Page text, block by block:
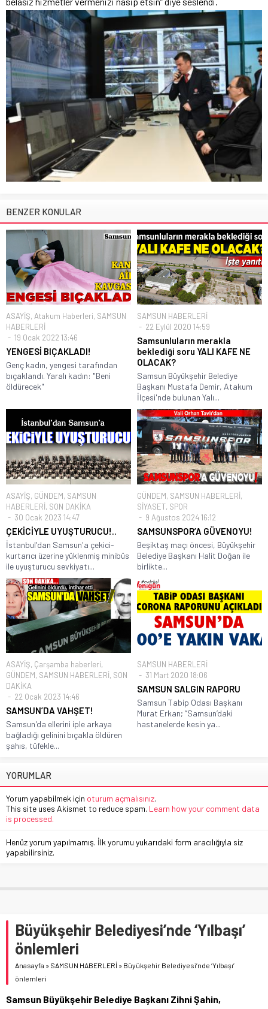
BENZER KONULAR
ASAYİŞ, Atakum Haberleri, SAMSUN
HABERLERİ
19 Ocak 2022 13:46
YENGESİ BIÇAKLADI!
Genç kadın, yengesi tarafından
bıçaklandı. Yaralı kadın: "Beni
öldürecek"
SAMSUN HABERLERİ
22 Eylül 2020 14:59
Samsunluların merakla
beklediği soru YALI KAFE NE
OLACAK?
Samsun Büyükşehir Belediye
Başkanı Mustafa Demir, Atakum
İlçesi'nde bulunan Yalı...
ASAYİŞ, GÜNDEM, SAMSUN
HABERLERİ, SON DAKİKA
30 Ocak 2023 14:47
ÇEKİCİYLE UYUŞTURUCU!..
İstanbul'dan Samsun'a çekici-
kurtarıcı üzerine yüklenmiş minibüs
ile uyuşturucu sevkiyatı...
GÜNDEM, SAMSUN HABERLERİ,
SİYASET, SPOR
9 Ağustos 2024 16:12
SAMSUNSPOR’A GÜVENOYU!
Beşiktaş maçı öncesi, Büyükşehir
Belediye Başkanı Halit Doğan ile
birlikte...
ASAYİŞ, Çarşamba haberleri,
GÜNDEM, SAMSUN HABERLERİ, SON
DAKİKA
22 Ocak 2023 14:46
SAMSUN’DA VAHŞET!
Samsun'da ellerini iple arkaya
bağladığı gelinini bıçakla öldüren
şahıs, tüfekle...
SAMSUN HABERLERİ
31 Mart 2020 18:06
SAMSUN SALGIN RAPORU
Samsun Tabip Odası Başkanı
Murat Erkan; “Samsun’daki
hastanelerde kesin ya...
YORUMLAR
Yorum yapabilmek için oturum açmalısınız.
This site uses Akismet to reduce spam. Learn how your comment data
is processed.
Henüz yorum yapılmamış. İlk yorumu yukarıdaki form aracılığıyla siz
yapabilirsiniz.
Büyükşehir Belediyesi’nde ‘Yılbaşı’
önlemleri
Anasayfa » SAMSUN HABERLERİ » Büyükşehir Belediyesi’nde ‘Yılbaşı’
önlemleri
Samsun Büyükşehir Belediye Başkanı Zihni Şahin,